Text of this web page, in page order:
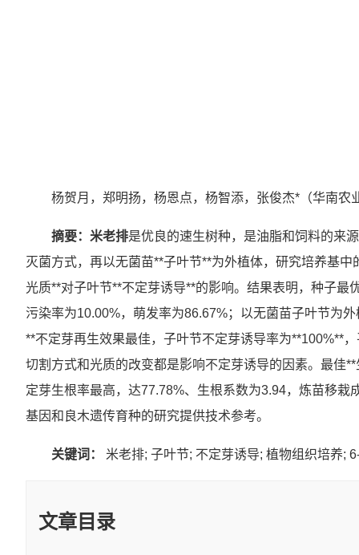
杨贺月，郑明扬，杨恩点，杨智添，张俊杰*（华南
摘要：米老排是优良的速生树种，是油脂和饲料的来
灭菌方式，再以无菌苗**子叶节**为外植体，研究培养基
光质**对子叶节**不定芽诱导**的影响。结果表明，种子
污染率为10.00%，萌发率为86.67%；以无菌苗子叶节为
**不定芽再生效果最佳，子叶节不定芽诱导率为**100%**
切割方式和光质的改变都是影响不定芽诱导的因素。最佳
定芽生根率最高，达77.78%、生根系数为3.94，炼苗移
基因和良木遗传育种的研究提供技术参考。
关键词： 米老排; 子叶节; 不定芽诱导; 植物组织培养;
文章目录